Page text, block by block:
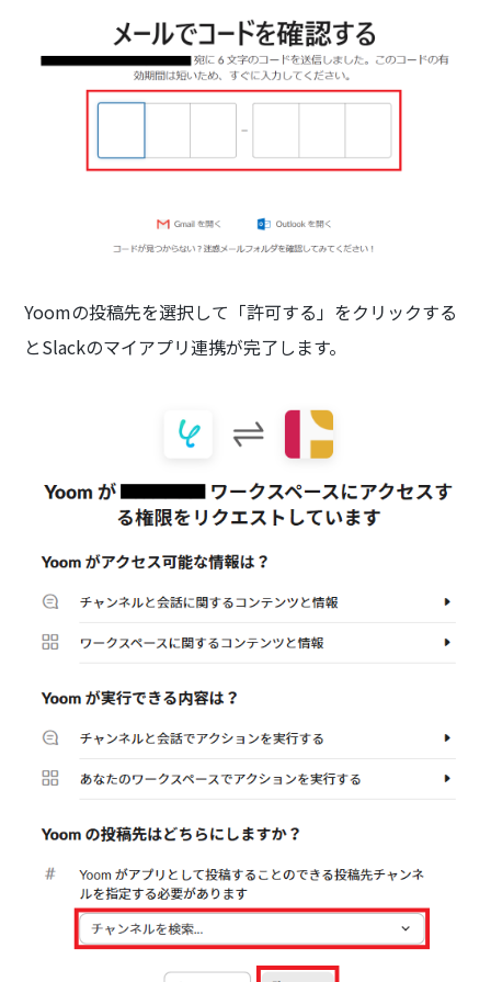
Yoomの投稿先を選択して「許可する」をクリックする
とSlackのマイアプリ連携が完了します。